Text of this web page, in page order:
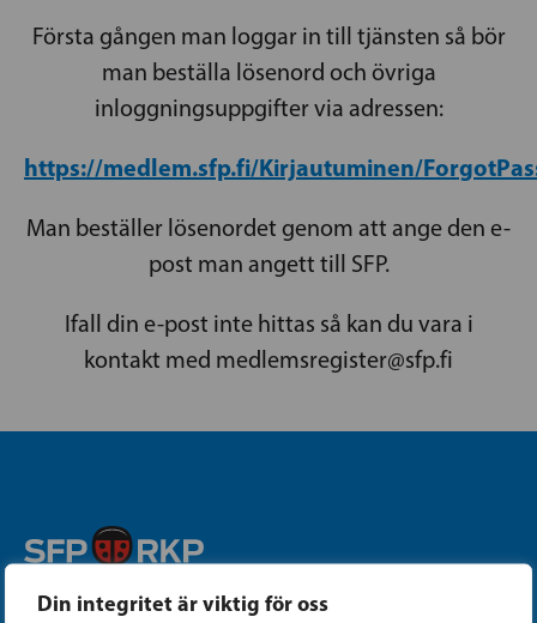
Din integritet är viktig för oss
Första gången man loggar in till tjänsten så bör
man beställa lösenord och övriga
inloggningsuppgifter via adressen:
https://medlem.sfp.fi/Kirjautuminen/
Man beställer lösenordet genom att ange den e-
post man angett till SFP.
Ifall din e-post inte hittas så kan du vara i
kontakt med medlemsregister@sfp.fi
Instagram